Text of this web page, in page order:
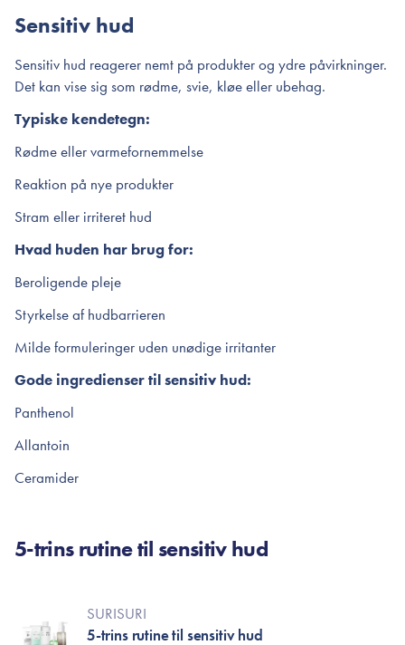
Sensitiv hud
Sensitiv hud reagerer nemt på produkter og ydre påvirkninger.
Det kan vise sig som rødme, svie, kløe eller ubehag.
Typiske kendetegn:
Rødme eller varmefornemmelse
Reaktion på nye produkter
Stram eller irriteret hud
Hvad huden har brug for:
Beroligende pleje
Styrkelse af hudbarrieren
Milde formuleringer uden unødige irritanter
Gode ingredienser til sensitiv hud:
Panthenol
Allantoin
Ceramider
5-trins rutine til sensitiv hud
SURISURI
5-trins rutine til sensitiv hud